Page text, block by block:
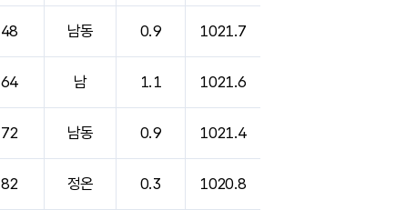
48 남동 0.9 1021.7
64 남 1.1 1021.6
72 남동 0.9 1021.4
82 정온 0.3 1020.8